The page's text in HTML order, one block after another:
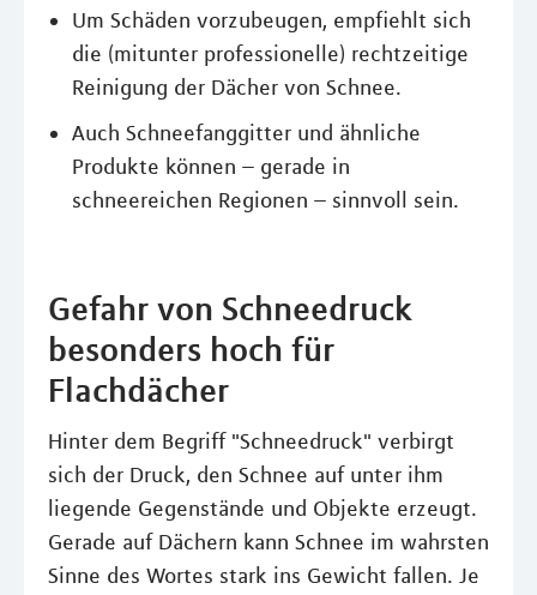
Um Schäden vorzubeugen, empfiehlt sich
die (mitunter professionelle) rechtzeitige
Reinigung der Dächer von Schnee.
Auch Schneefanggitter und ähnliche
Produkte können – gerade in
schneereichen Regionen – sinnvoll sein.
Gefahr von Schneedruck
besonders hoch für
Flachdächer
Hinter dem Begriff "Schneedruck" verbirgt
sich der Druck, den Schnee auf unter ihm
liegende Gegenstände und Objekte erzeugt.
Gerade auf Dächern kann Schnee im wahrsten
Sinne des Wortes stark ins Gewicht fallen. Je